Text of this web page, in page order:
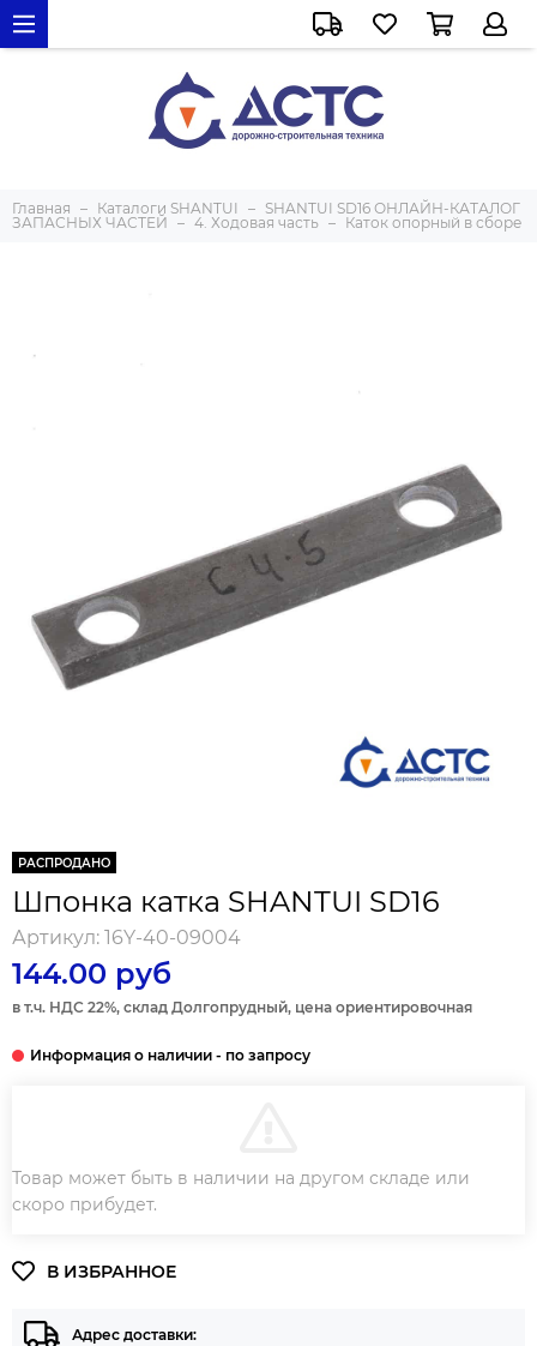
Главная Каталоги SHANTUI
SHANTUI SD16 ОНЛАЙН-КАТАЛОГ
ЗАПАСНЫХ ЧАСТЕЙ
4. Ходовая часть Каток опорный в сборе
РАСПРОДАНО
Шпонка катка SHANTUI SD16
Артикул: 16Y-40-09004
144.00 руб
в т.ч. НДС 22%, склад Долгопрудный, цена ориентировочная
Товар может быть в наличии на другом складе или
скоро прибудет.
Адрес доставки: